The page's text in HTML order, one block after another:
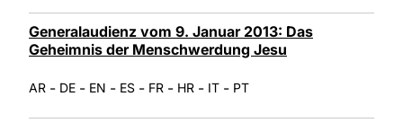
Generalaudienz vom 9. Januar 2013: Das
Geheimnis der Menschwerdung Jesu
AR - DE - EN - ES - FR - HR - IT - PT